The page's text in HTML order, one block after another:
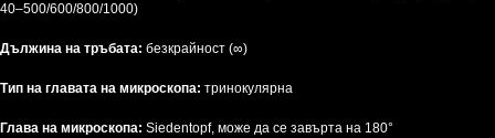
40–500/600/800/1000)
Дължина на тръбата: безкрайност (∞)
Тип на главата на микроскопа: тринокулярна
Глава на микроскопа: Siedentopf, може да се завърта на 180°